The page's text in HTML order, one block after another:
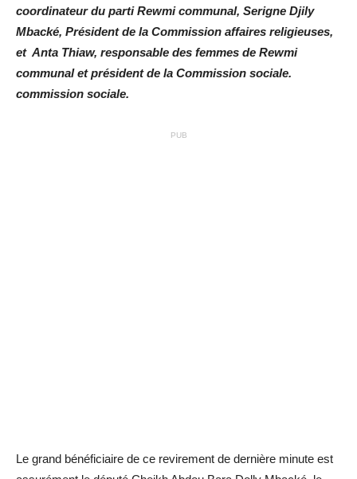
coordinateur du parti Rewmi communal, Serigne Djily
Mbacké, Président de la Commission affaires religieuses,
et Anta Thiaw, responsable des femmes de Rewmi
communal et président de la Commission sociale.
commission sociale.
PUB
Le grand bénéficiaire de ce revirement de dernière minute est